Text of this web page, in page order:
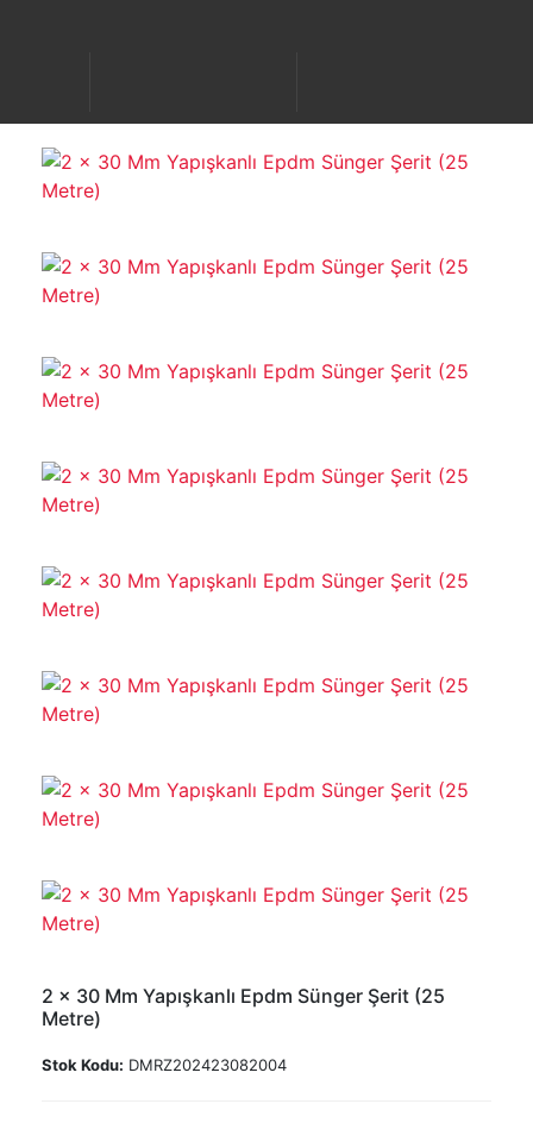
2 x 30 Mm Yapışkanlı Epdm Sünger Şerit (25
Metre)
Stok Kodu: DMRZ202423082004